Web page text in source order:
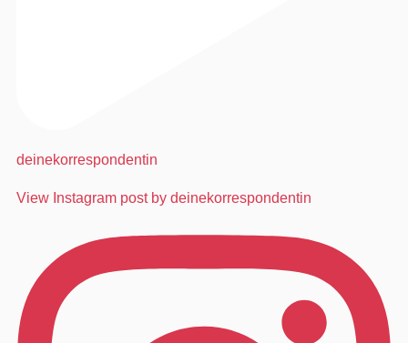
deinekorrespondentin
View Instagram post by deinekorrespondentin